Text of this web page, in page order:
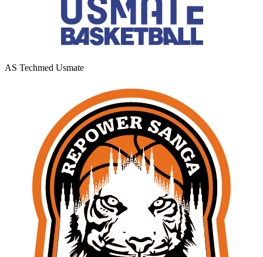
AS Techmed Usmate